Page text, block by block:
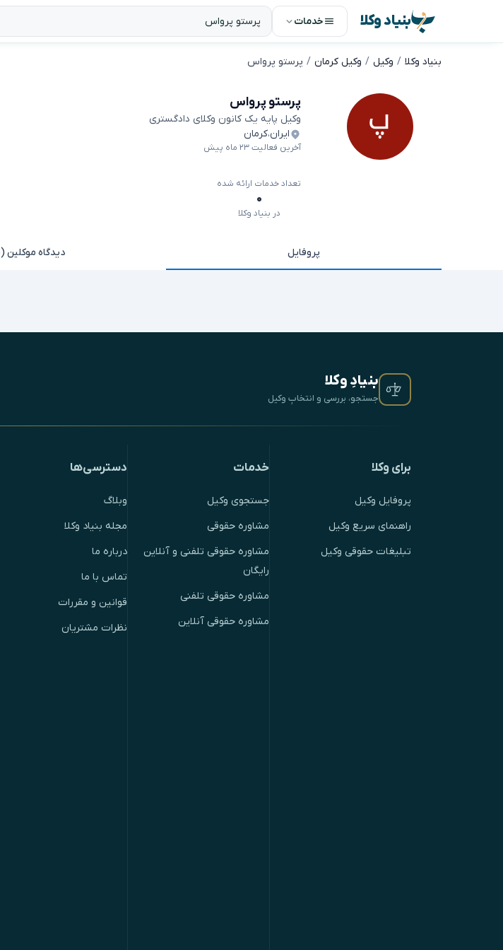
بنیاد وکلا خدمات
بنیاد وکلا وکیل وکیل کرمان پرستو پرواس
پرستو پرواس
وکیل پایه یک کانون وکلای دادگستری
ایران،کرمان
آخرین فعالیت ۲۳ ماه پیش
تعداد خدمات ارائه شده
۰
در بنیاد وکلا
پروفایل دیدگاه موکلین (۰)
بنیادِ وکلا
جستجو، بررسی و انتخابِ وکیل
برای وکلا
پروفایل وکیل
راهنمای سریع وکیل
تبلیغات حقوقی وکیل
خدمات
جستجوی وکیل
مشاوره حقوقی
مشاوره حقوقی تلفنی و آنلاین
رایگان
مشاوره حقوقی تلفنی
مشاوره حقوقی آنلاین
دسترسی‌ها
وبلاگ
مجله بنیاد وکلا
درباره ما
تماس با ما
قوانین و مقررات
نظرات مشتریان